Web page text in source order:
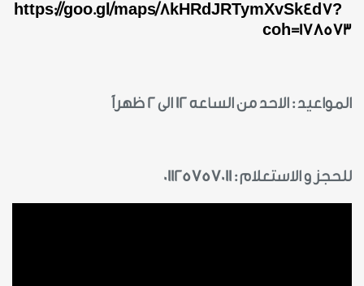
https://goo.gl/maps/8kHRdJRTymXvSk4d7?
coh=178573
المواعيد : الاحد من الساعه 12 الى 2 ظهراً
للحجز و الاستعلام : 01125757011